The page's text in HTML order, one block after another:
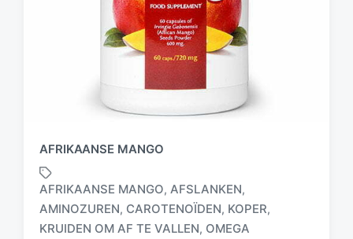
AFRIKAANSE MANGO
AFRIKAANSE MANGO, AFSLANKEN,
AMINOZUREN, CAROTENOÏDEN, KOPER,
KRUIDEN OM AF TE VALLEN, OMEGA